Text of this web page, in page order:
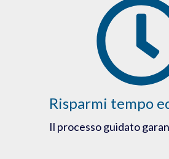
Risparmi tempo
Il processo guidato